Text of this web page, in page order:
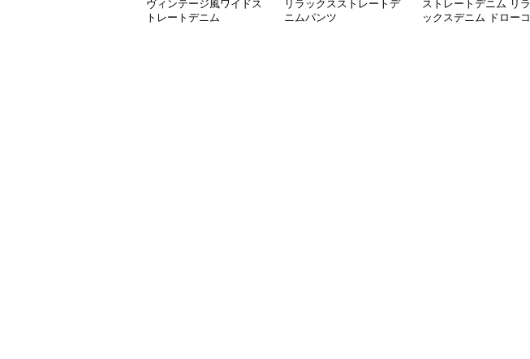
ヴィンテージ風ワイドス
トレートデニム
リラックスストレートデ
ニムパンツ
ストレートデニム リラ
ックスデニム ドローコ